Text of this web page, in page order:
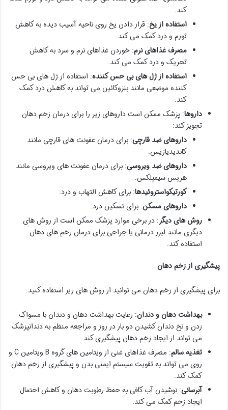
کند.
استفاده از یخ: قرار دادن یخ روی ناحیه آسیب دیده به کاهش
تورم و درد کمک می کند.
مصرف غذاهای نرم: خوردن غذاهای نرم و سرد به کاهش
تحریک و درد کمک می کند.
استفاده از ژل های بی حس کننده: استفاده از ژل های بی حس
کننده موضعی مانند بنزوکائین می تواند به کاهش درد کمک
کند.
داروها: پزشک ممکن است داروهای زیر را برای درمان زخم دهان
تجویز کند:
داروهای ضد قارچی: برای درمان عفونت های قارچی مانند
کاندیدیازیس.
داروهای ضد ویروسی: برای درمان عفونت های ویروسی مانند
هرپس سیمپلکس.
کورتیکواستروئیدها: برای کاهش التهاب و درد.
داروهای مسکن: برای تسکین درد.
روش های دیگر: در برخی موارد پزشک ممکن است از روش های
دیگری مانند لیزر درمانی یا جراحی برای درمان زخم های دهان
استفاده کند.
پیشگیری از زخم دهان
برای پیشگیری از زخم دهان می توانید از روش های زیر استفاده کنید:
بهداشت دهان و دندان: رعایت بهداشت دهان و دندان با مسواک
زدن و نخ دندان کشیدن دو بار در روز و مراجعه منظم به دندانپزشک
می تواند از ایجاد زخم دهان پیشگیری کند.
تغذیه سالم
: مصرف غذاهای غنی از ویتامین های گروه B ویتامین C و
روی می تواند به تقویت سیستم ایمنی بدن و پیشگیری از زخم دهان
کمک کند.
آبرسانی: نوشیدن آب کافی به حفظ رطوبت دهان و کاهش احتمال
ایجاد زخم کمک می کند.